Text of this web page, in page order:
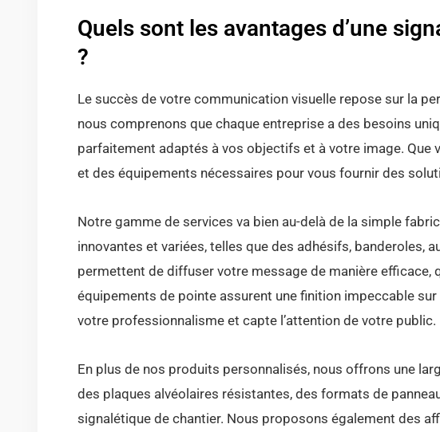
Quels sont les avantages d’une
?
Le succès de votre communication visuelle repose sur la
nous comprenons que chaque entreprise a des besoins
parfaitement adaptés à vos objectifs et à votre image. Que
et des équipements nécessaires pour vous fournir des
Notre gamme de services va bien au-delà de la simple
innovantes et variées, telles que des adhésifs, banderoles,
permettent de diffuser votre message de manière efficace,
équipements de pointe assurent une finition impeccable
votre professionnalisme et capte l’attention de votre public.
En plus de nos produits personnalisés, nous offrons une
des plaques alvéolaires résistantes, des formats de
signalétique de chantier. Nous proposons également des